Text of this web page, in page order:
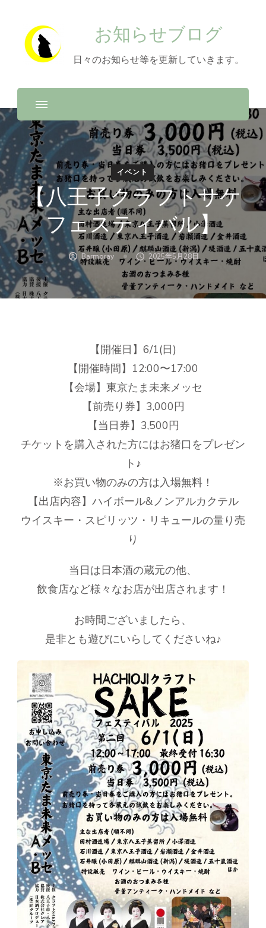
お知らせブログ
日々のお知らせ等を更新していきます。
イベント
【八王子クラフトサケ
フェスティバル】
Barmoray 2025年5月28日
【開催日】6/1(日)
【開催時間】12:00〜17:00
【会場】東京たま未来メッセ
【前売り券】3,000円
【当日券】3,500円
チケットを購入された方にはお猪口をプレゼン
ト♪
※お買い物のみの方は入場無料！
【出店内容】ハイボール&ノンアルカクテル
ウイスキー・スピリッツ・リキュールの量り売
り
当日は日本酒の蔵元の他、
飲食店など様々なお店が出店されます！
お時間ございましたら、
是非とも遊びにいらしてくださいね♪